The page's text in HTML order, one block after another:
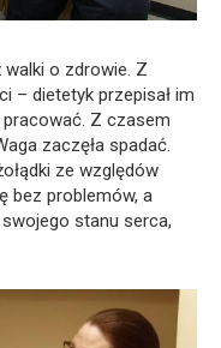
walki o zdrowie. Z
– dietetyk przepisał im
Z czasem
zaczęła spadać.
ze względów
bez problemów, a
stanu serca,